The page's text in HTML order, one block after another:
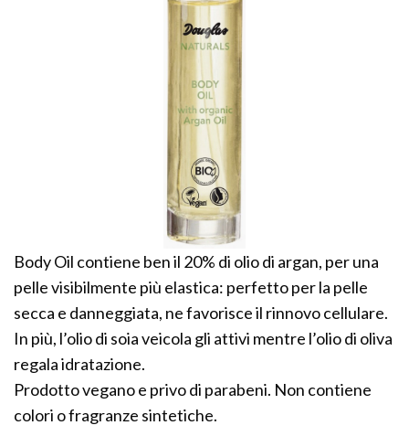
Body Oil contiene ben il 20% di olio di argan, per una
pelle visibilmente più elastica: perfetto per la pelle
secca e danneggiata, ne favorisce il rinnovo cellulare.
In più, l’olio di soia veicola gli attivi mentre l’olio di oliva
regala idratazione.
Prodotto vegano e privo di parabeni. Non contiene
colori o fragranze sintetiche.